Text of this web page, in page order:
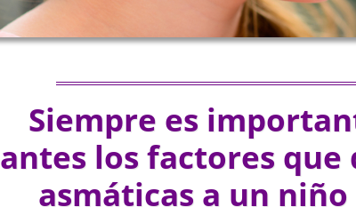
Siempre es
antes los factores que
asmáticas a un